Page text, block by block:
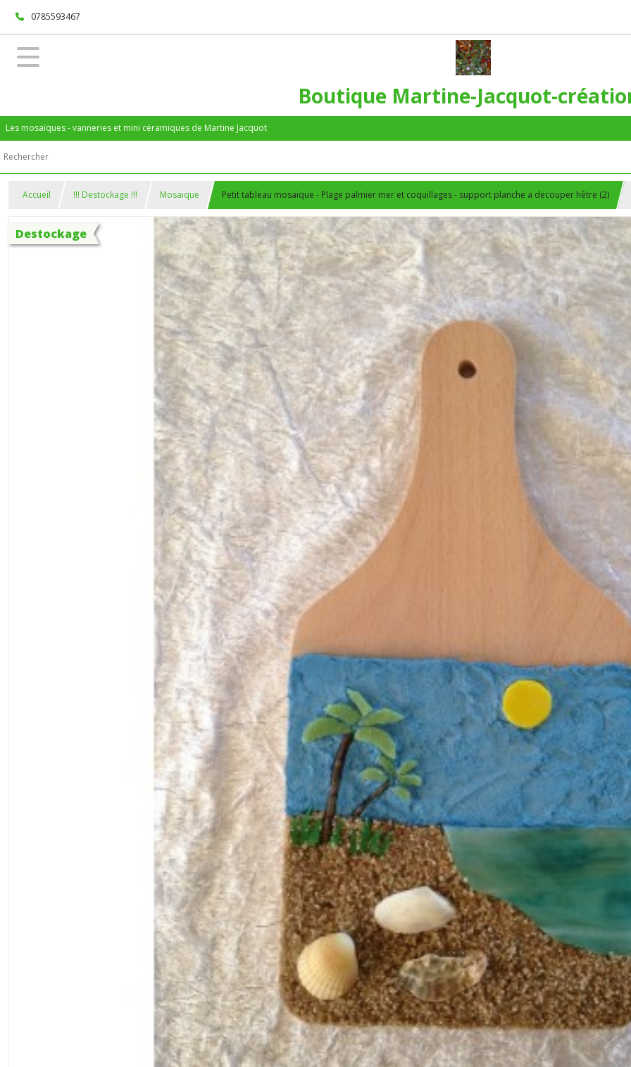
0785593467
Boutique Martine-Jacquot-
Les mosaïques - vanneries et mini céramiques de Martine Jacquot
Accueil !!! Destockage !!! Mosaique Petit tableau mosaique - Plage palmier mer et coquillages - support planche a decouper hêtre (2)
Destockage